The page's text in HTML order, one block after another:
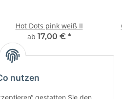
Hot Dots pink weiß II
ab 17,00 € *
nutzen